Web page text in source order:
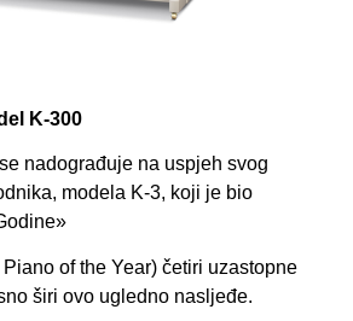
K-300
nadograđuje na uspjeh svog
modela K-3, koji je bio
of the Year) četiri uzastopne
širi ovo ugledno nasljeđe.